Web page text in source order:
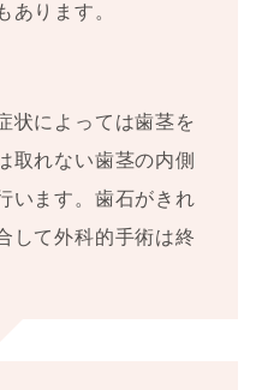
あります。
状によっては歯茎を
取れない歯茎の内側
います。歯石がきれ
して外科的手術は終